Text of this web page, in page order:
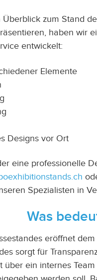
zum Stand
haben wir
entwickelt:
Elemente
Designs vor Ort
eine professionelle
Spezialisten in
Was
eröffnet
sorgt für
über ein internes